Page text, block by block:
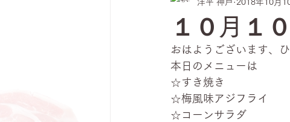
１０月１
おはようございます、ひ
本日のメニューは
☆すき焼き
☆梅風味アジフライ
☆コーンサラダ